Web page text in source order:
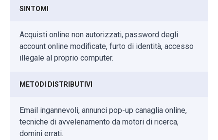
SINTOMI
Acquisti online non autorizzati, password degli
account online modificate, furto di identità, accesso
illegale al proprio computer.
METODI DISTRIBUTIVI
Email ingannevoli, annunci pop-up canaglia online,
tecniche di avvelenamento da motori di ricerca,
domini errati.